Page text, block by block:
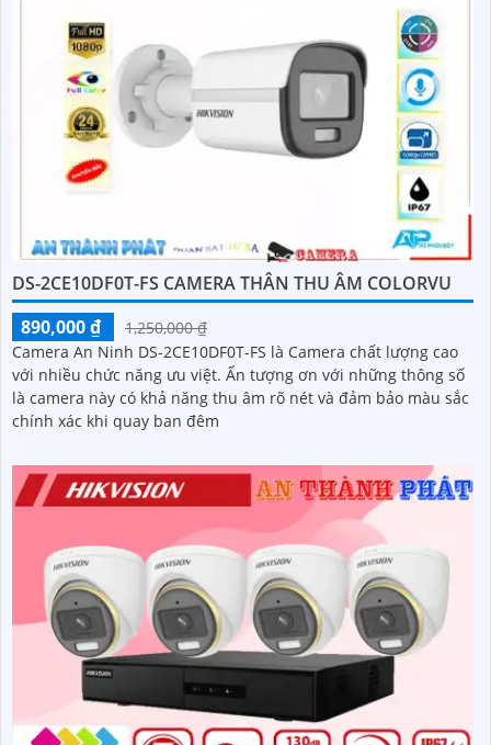
DS-2CE10DF0T-FS CAMERA THÂN THU ÂM COLORVU
890,000 ₫
1,250,000 ₫
Camera An Ninh DS-2CE10DF0T-FS là Camera chất lượng cao
với nhiều chức năng ưu việt. Ấn tượng ơn với những thông số
là camera này có khả năng thu âm rõ nét và đảm bảo màu sắc
chính xác khi quay ban đêm